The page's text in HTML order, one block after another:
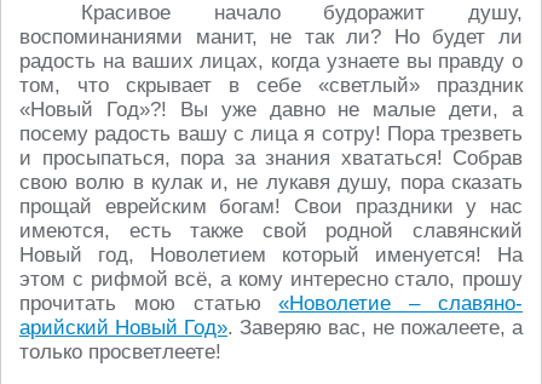
Красивое начало будоражит душу,
воспоминаниями манит, не так ли? Но будет ли
радость на ваших лицах, когда узнаете вы правду о
том, что скрывает в себе «светлый» праздник
«Новый Год»?! Вы уже давно не малые дети, а
посему радость вашу с лица я сотру! Пора трезветь
и просыпаться, пора за знания хвататься! Собрав
свою волю в кулак и, не лукавя душу, пора сказать
прощай еврейским богам! Свои праздники у нас
имеются, есть также свой родной славянский
Новый год, Новолетием который именуется! На
этом с рифмой всё, а кому интересно стало, прошу
прочитать мою статью«Новолетие – славяно-
арийский Новый Год». Заверяю вас, не пожалеете, а
только просветлеете!